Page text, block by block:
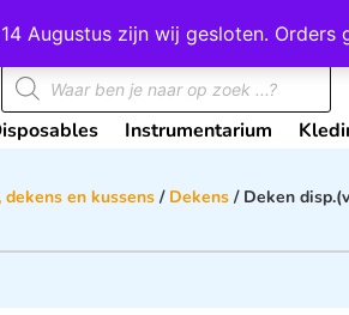
Augustus zijn wij gesloten.
op Google
Instrumentarium
dekens en kussens / Dekens / Deken